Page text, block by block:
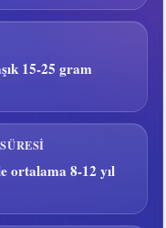
15-25 gram
ortalama 8-12 yıl